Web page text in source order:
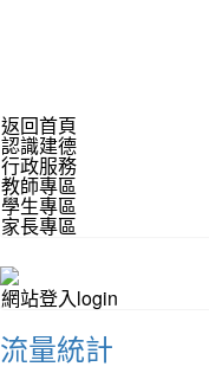
返回首頁
認識建德
行政服務
教師專區
學生專區
家長專區
網站登入login
流量統計